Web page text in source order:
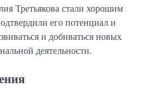
Третьякова стали хорошим
его потенциал и
и добиваться новых
деятельности.